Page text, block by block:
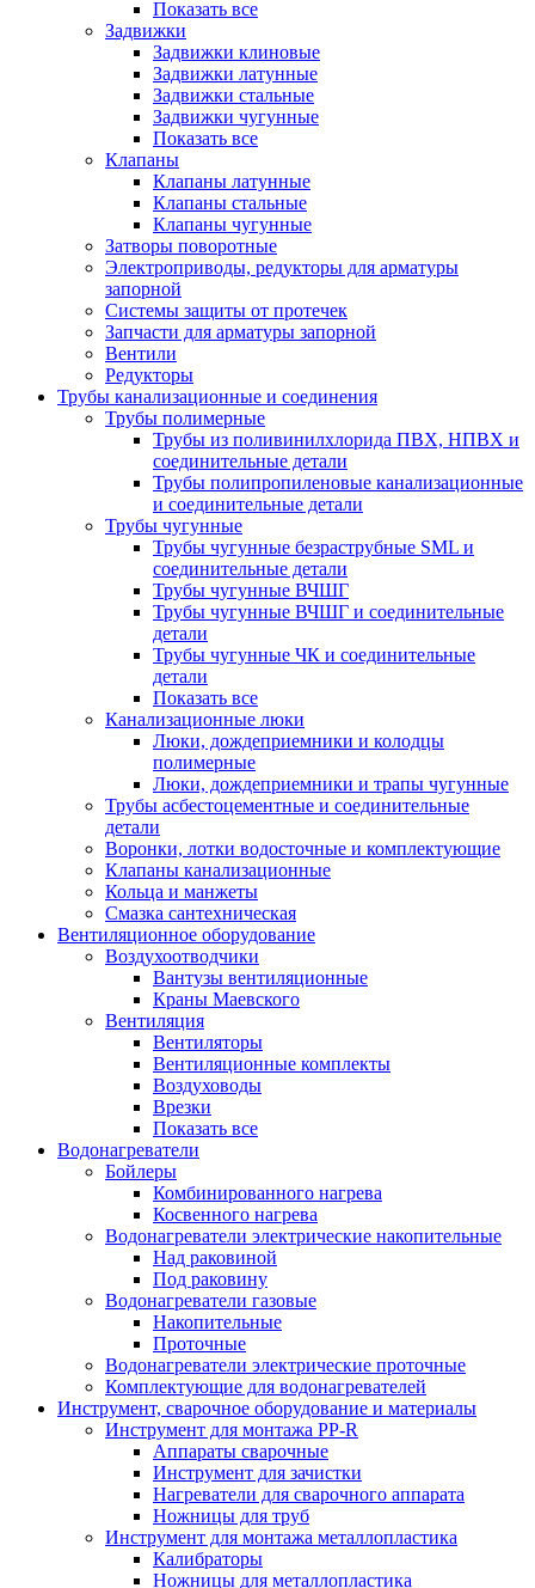
Показать все
Задвижки
Задвижки клиновые
Задвижки латунные
Задвижки стальные
Задвижки чугунные
Показать все
Клапаны
Клапаны латунные
Клапаны стальные
Клапаны чугунные
Затворы поворотные
Электроприводы, редукторы для арматуры
запорной
Системы защиты от протечек
Запчасти для арматуры запорной
Вентили
Редукторы
Трубы канализационные и соединения
Трубы полимерные
Трубы из поливинилхлорида ПВХ, НПВХ и
соединительные детали
Трубы полипропиленовые канализационные
и соединительные детали
Трубы чугунные
Трубы чугунные безраструбные SML и
соединительные детали
Трубы чугунные ВЧШГ
Трубы чугунные ВЧШГ и соединительные
детали
Трубы чугунные ЧК и соединительные
детали
Показать все
Канализационные люки
Люки, дождеприемники и колодцы
полимерные
Люки, дождеприемники и трапы чугунные
Трубы асбестоцементные и соединительные
детали
Воронки, лотки водосточные и комплектующие
Клапаны канализационные
Кольца и манжеты
Смазка сантехническая
Вентиляционное оборудование
Воздухоотводчики
Вантузы вентиляционные
Краны Маевского
Вентиляция
Вентиляторы
Вентиляционные комплекты
Воздуховоды
Врезки
Показать все
Водонагреватели
Бойлеры
Комбинированного нагрева
Косвенного нагрева
Водонагреватели электрические накопительные
Над раковиной
Под раковину
Водонагреватели газовые
Накопительные
Проточные
Водонагреватели электрические проточные
Комплектующие для водонагревателей
Инструмент, сварочное оборудование и материалы
Инструмент для монтажа PP-R
Аппараты сварочные
Инструмент для зачистки
Нагреватели для сварочного аппарата
Ножницы для труб
Инструмент для монтажа металлопластика
Калибраторы
Ножницы для металлопластика